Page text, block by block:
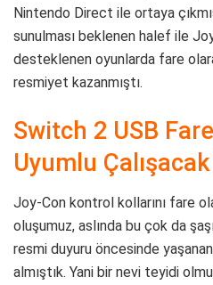
Nintendo Direct ile ortaya
sunulması beklenen halef ile
desteklenen oyunlarda fare
resmiyet kazanmıştı.
Switch 2 USB
Uyumlu Çalışacak
Joy-Con kontrol kollarını fare
oluşumuz, aslında bu çok da
resmi duyuru öncesinde
almıştık. Yani bir nevi teyidi